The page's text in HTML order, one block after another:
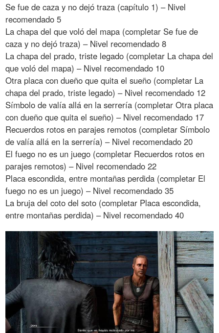
Se fue de caza y no dejó traza (capítulo 1) – Nivel
recomendado 5
La chapa del que voló del mapa (completar Se fue de
caza y no dejó traza) – Nivel recomendado 8
La chapa del prado, triste legado (completar La chapa del
que voló del mapa) – Nivel recomendado 10
Otra placa con dueño que quita el sueño (completar La
chapa del prado, triste legado) – Nivel recomendado 12
Símbolo de valía allá en la serrería (completar Otra placa
con dueño que quita el sueño) – Nivel recomendado 17
Recuerdos rotos en parajes remotos (completar Símbolo
de valía allá en la serrería) – Nivel recomendado 20
El fuego no es un juego (completar Recuerdos rotos en
parajes remotos) – Nivel recomendado 22
Placa escondida, entre montañas perdida (completar El
fuego no es un juego) – Nivel recomendado 35
La bruja del coto del soto (completar Placa escondida,
entre montañas perdida) – Nivel recomendado 40